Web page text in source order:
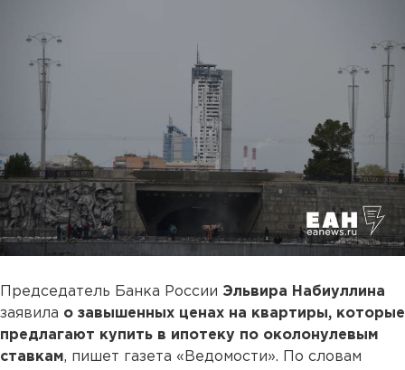
Председатель Банка России Эльвира Набиуллина
заявила о завышенных ценах на квартиры, которые
предлагают купить в ипотеку по околонулевым
ставкам, пишет газета «Ведомости». По словам